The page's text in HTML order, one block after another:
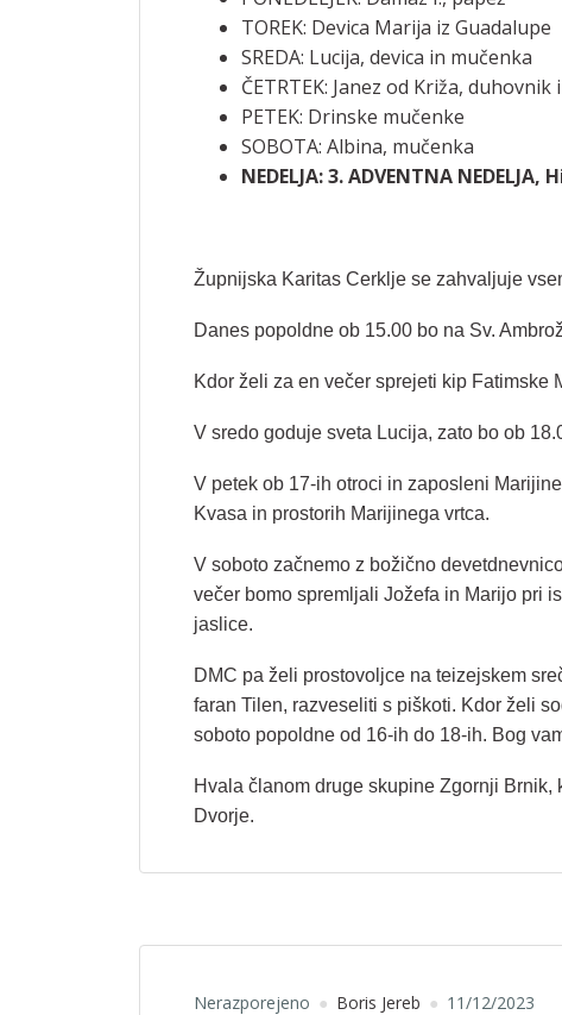
TOREK: Devica Marija iz Guadalupe
SREDA: Lucija, devica in mučenka
ČETRTEK: Janez od Križa,
PETEK: Drinske mučenke
SOBOTA: Albina, mučenka
NEDELJA: 3. ADVENTNA
Župnijska Karitas Cerklje se zahvaljuje
Danes popoldne ob 15.00 bo na Sv.
Kdor želi za en večer sprejeti kip Fatimske
V sredo goduje sveta Lucija, zato bo ob
V petek ob 17-ih otroci in zaposleni
Kvasa in prostorih Marijinega vrtca.
V soboto začnemo z božično
večer bomo spremljali Jožefa in Marijo pri
jaslice.
DMC pa želi prostovoljce na teizejskem
faran Tilen, razveseliti s piškoti. Kdor želi
soboto popoldne od 16-ih do 18-ih. Bog
Hvala članom druge skupine Zgornji
Dvorje.
Nerazporejeno Boris Jereb 11/12/2023